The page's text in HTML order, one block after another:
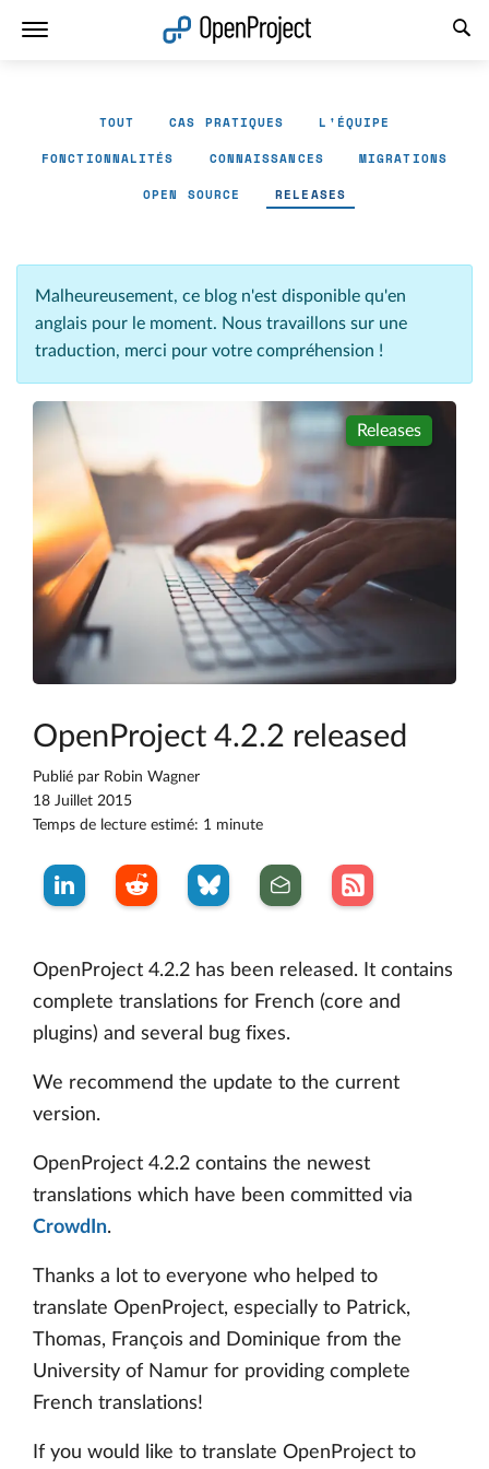
TOUT CAS PRATIQUES L'ÉQUIPE
FONCTIONNALITÉS CONNAISSANCES MIGRATIONS
OPEN SOURCE RELEASES
Malheureusement, ce blog n'est disponible qu'en
anglais pour le moment. Nous travaillons sur une
traduction, merci pour votre compréhension !
Releases
OpenProject 4.2.2 released
Publié par Robin Wagner
18 Juillet 2015
Temps de lecture estimé: 1 minute
OpenProject 4.2.2 has been released. It contains
complete translations for French (core and
plugins) and several bug fixes.
We recommend the update to the current
version.
OpenProject 4.2.2 contains the newest
translations which have been committed via
CrowdIn.
Thanks a lot to everyone who helped to
translate OpenProject, especially to Patrick,
Thomas, François and Dominique from the
University of Namur for providing complete
French translations!
If you would like to translate OpenProject to
Ouvrir le lien dans un nouvel onglet